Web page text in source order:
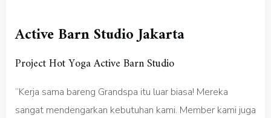
Active Barn Studio Jakarta
Project Hot Yoga Active Barn Studio
“Kerja sama bareng Grandspa itu luar biasa! Mereka
sangat mendengarkan kebutuhan kami. Member kami juga